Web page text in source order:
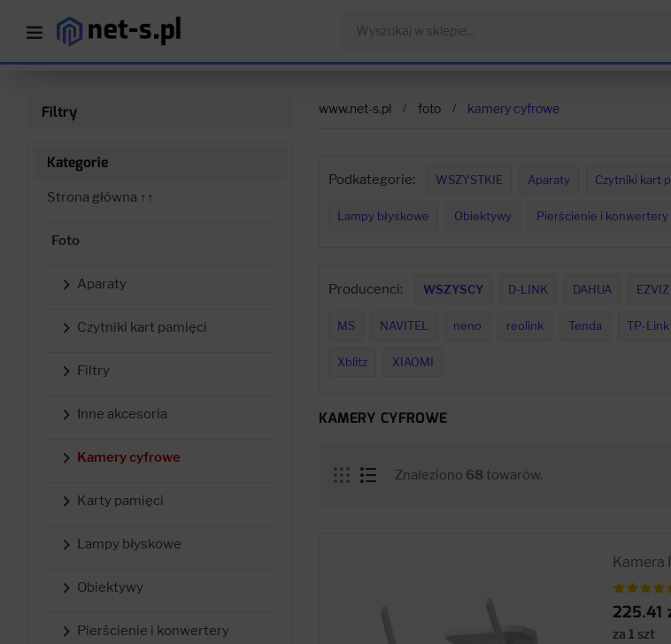
Filtry
Kategorie
Strona główna ↑↑
Foto
 Aparaty
 Czytniki kart pamięci
 Filtry
 Inne akcesoria
 Kamery cyfrowe
 Karty pamięci
 Lampy błyskowe
 Obiektywy
 Pierścienie i konwertery
www.net-s.pl foto kamery cyfrowe
Podkategorie: WSZYSTKIE Aparaty Czytniki kart
Lampy błyskowe Obiektywy Pierścienie i konwertery
Producenci: WSZYSCY D-LINK DAHUA EZVIZ
MS NAVITEL neno reolink Tenda TP-Link
Xblitz XIAOMI
KAMERY CYFROWE
Znaleziono 68 towarów.
Kamera
225.41
za 1 szt